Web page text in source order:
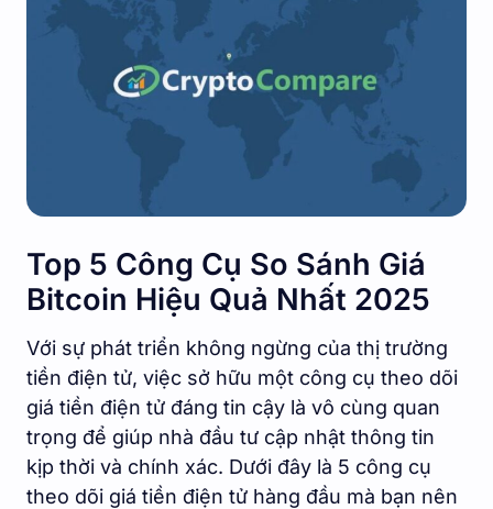
Top 5 Công Cụ So Sánh Giá
Bitcoin Hiệu Quả Nhất 2025
Với sự phát triển không ngừng của thị trường
tiền điện tử, việc sở hữu một công cụ theo dõi
giá tiền điện tử đáng tin cậy là vô cùng quan
trọng để giúp nhà đầu tư cập nhật thông tin
kịp thời và chính xác. Dưới đây là 5 công cụ
theo dõi giá tiền điện tử hàng đầu mà bạn nên